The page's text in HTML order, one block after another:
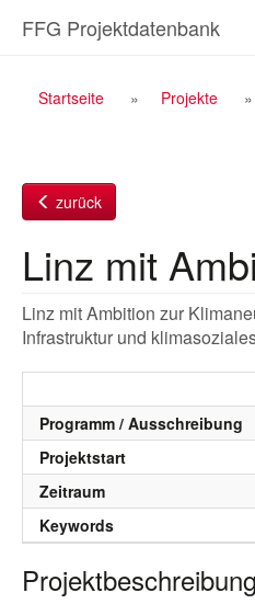
InhaltFFG Projektdatenbank
Breadcrumb
Startseite Projekte
zurück
Linz mit
Linz mit Ambition zur
Infrastruktur und
Programm / Ausschreibung
Projektstart
Zeitraum
Keywords
Projektbeschreibung